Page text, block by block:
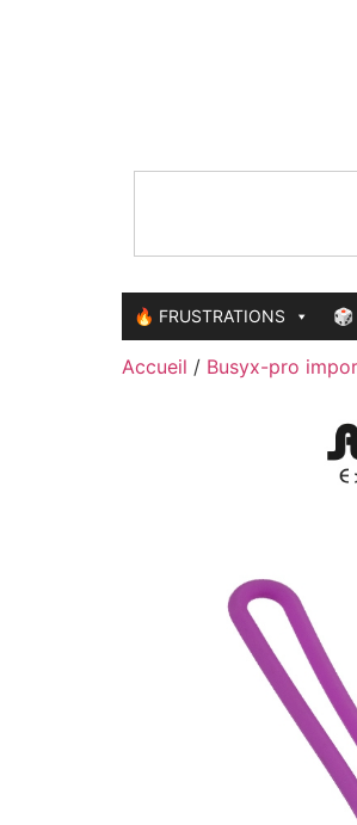
🔥 FRUSTRATIONS 🎲
Accueil / Busyx-pro